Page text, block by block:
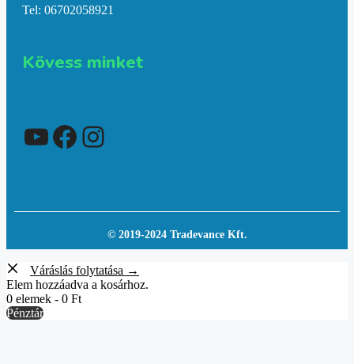
Tel: 06702058921
Kövess minket
YouTube
Facebook
Instagram
© 2019-2024 Tradevance Kft.
Váráslás folytatása →
Elem hozzáadva a kosárhoz.
0 elemek - 0 Ft
Pénztár